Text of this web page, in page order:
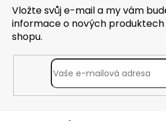
Vložte svůj e-mail a my vám
informace o nových
shopu.